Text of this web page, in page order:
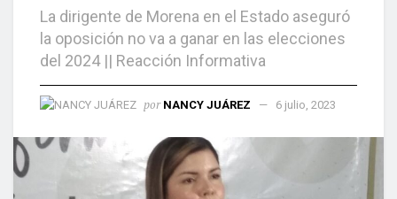
La dirigente de Morena en el Estado aseguró
la oposición no va a ganar en las elecciones
del 2024 || Reacción Informativa
por NANCY JUÁREZ 6 julio, 2023